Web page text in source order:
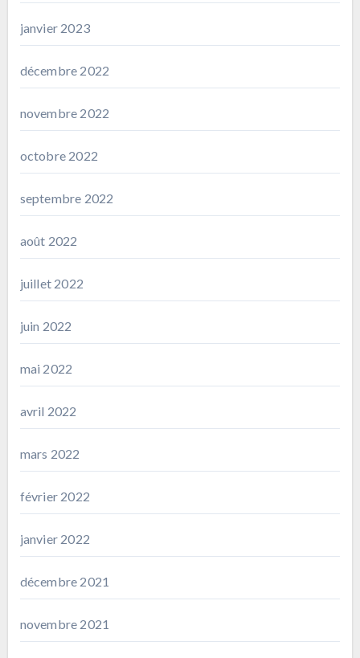
janvier 2023
décembre 2022
novembre 2022
octobre 2022
septembre 2022
août 2022
juillet 2022
juin 2022
mai 2022
avril 2022
mars 2022
février 2022
janvier 2022
décembre 2021
novembre 2021